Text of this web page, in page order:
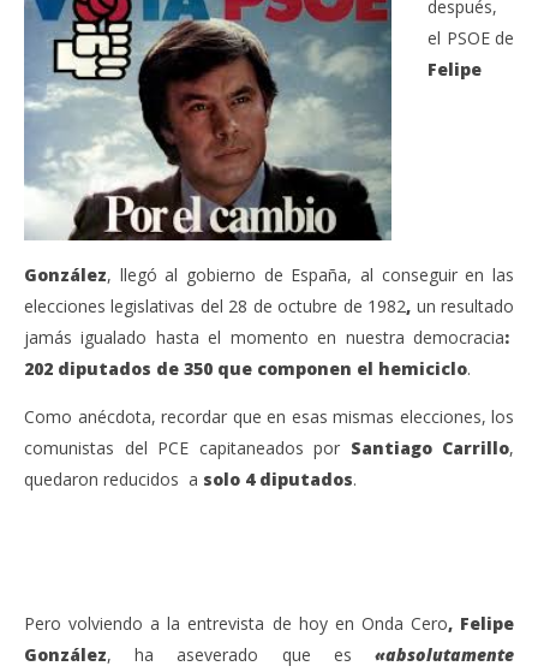
después,
el PSOE de
Felipe
González, llegó al gobierno de España, al conseguir en las
elecciones legislativas del 28 de octubre de 1982, un resultado
jamás igualado hasta el momento en nuestra democracia:
202 diputados de 350 que componen el hemiciclo.
Como anécdota, recordar que en esas mismas elecciones, los
comunistas del PCE capitaneados por Santiago Carrillo,
quedaron reducidos a solo 4 diputados.
Pero volviendo a la entrevista de hoy en Onda Cero, Felipe
González, ha aseverado que es «absolutamente